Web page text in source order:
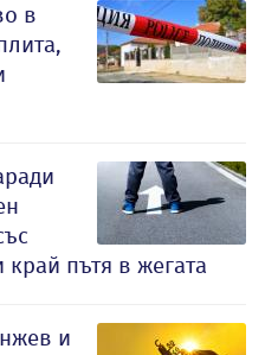
в
пътя в жегата
и